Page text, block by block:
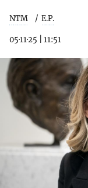
NTM E.P.
05·11·25 11:51